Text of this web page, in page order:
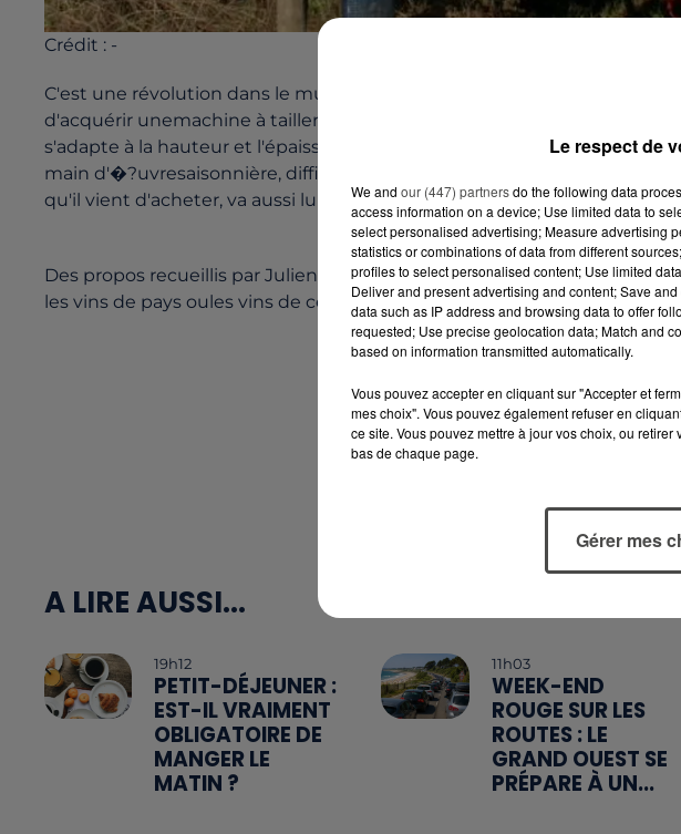
Crédit : -
C'est une révolution dans le muscadet. Pour lapremière fois, une
d'acquérir unemachine à tailler les vignes. L'engin équipé d'une cellule
s'adapte à la hauteur et l'épaisseur des pieds. Unemécanisation qui
main d'�?uvresaisonnière, difficile à trouver. Mais pour Patrice
qu'il vient d'acheter, va aussi lui permettre deconsacrer davantage de
Des propos recueillis par Julien Chaillou. L'utilisationde la machine à
les vins de pays oules vins de cépage. Elle est, en revanche, interdite
A LIRE AUSSI...
19h12
PETIT-DÉJEUNER :
EST-IL VRAIMENT
OBLIGATOIRE DE
MANGER LE
MATIN ?
11h03
WEEK-END
ROUGE SUR LES
ROUTES : LE
GRAND OUEST SE
PRÉPARE À UN...
Le respect de
We and our (447) partnersdo the following data
access information on a device; Use limited data to
select personalised advertising; Measure advertising
statistics or combinations of data from different
profiles to select personalised content; Use limited
Deliver and present advertising and content; Save
data such as IP address and browsing data to offer
requested; Use precise geolocation data; Match and
based on information transmitted automatically.
Vous pouvez accepter en cliquant sur "Accepter et
mes choix". Vous pouvez également refuser en
ce site. Vous pouvez mettre à jour vos choix, ou
bas de chaque page.
Gérer mes